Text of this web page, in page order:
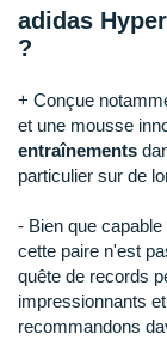
adidas
?
+ Conçue
et une mousse
entraînements
particulier sur de
- Bien que
cette paire n'est
quête de records
impressionnants
recommandons
Scarpa
Shokz
Sidas
Smoon
Speedo
Suunto